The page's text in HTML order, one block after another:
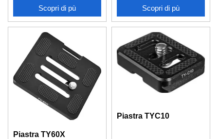
Scopri di pù Scopri di pù
Piastra TY60X
Piastra TYC10